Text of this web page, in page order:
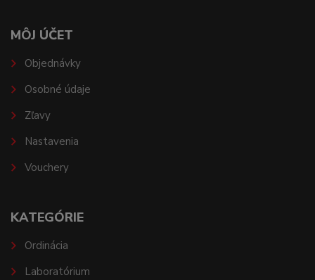
MÔJ ÚČET
Objednávky
Osobné údaje
Zľavy
Nastavenia
Vouchery
KATEGÓRIE
Ordinácia
Laboratórium